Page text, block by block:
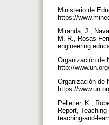
Ministerio de
https://
Miranda, J.,
M. R., Rosas-
engineering
Organización de
http://
Organización de
https://
Pelletier, K.,
Report,
teaching-and-